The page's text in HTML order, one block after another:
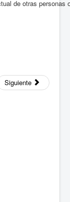
de otras personas
Siguiente